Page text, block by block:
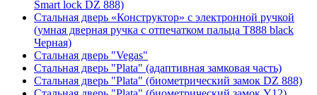
Smart lock DZ 888)
Стальная дверь «Конструктор» с электронной ручкой
(умная дверная ручка с отпечатком пальца T888 black
Черная)
Стальная дверь "Vegas"
Стальная дверь "Plata" (адаптивная замковая часть)
Стальная дверь "Plata" (биометрический замок DZ 888)